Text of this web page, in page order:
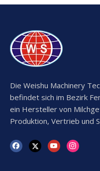
Die Weishu Machinery
befindet sich im Bezirk
ein Hersteller von
Produktion, Vertrieb und